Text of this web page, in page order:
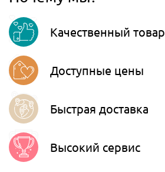
Telegram
Качественный товар
Доступные цены
Быстрая доставка
Высокий сервис